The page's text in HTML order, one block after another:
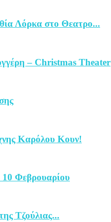
Λόρκα στο Θεατρο...
– Christmas Theater
Καρόλου Κουν!
Φεβρουαρίου
Τζούλιας...